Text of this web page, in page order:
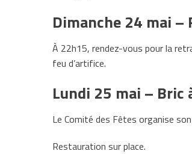
Dimanche 24 mai
À 22h15, rendez-vous pour la
feu d’artifice.
Lundi 25 mai – Bric
Le Comité des Fêtes organise
Restauration sur place.